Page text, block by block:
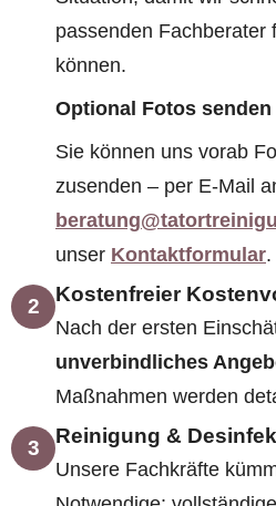
passenden Fachberater
können.
Optional Fotos senden
Sie können uns vorab
zusenden – per E-Mail
unser Kontaktformular.
2 Kostenfreier
Nach der ersten
unverbindliches
Maßnahmen werden
3 Reinigung &
Unsere Fachkräfte